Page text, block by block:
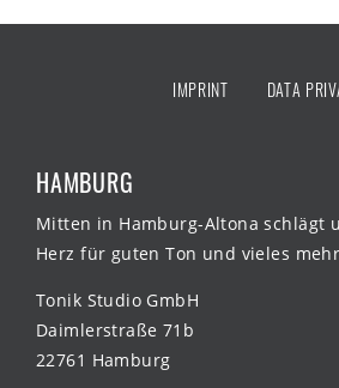
IMPRINT DATA
HAMBURG
Mitten in Hamburg-Altona schlägt
Herz für guten Ton und vieles mehr
Tonik Studio GmbH
Daimlerstraße 71b
22761 Hamburg